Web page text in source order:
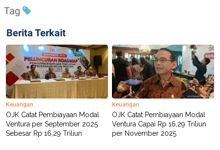
D
E
Y
A
S
.
L
A
N
G
G
A
N
A
N
C
K
I
N
E
R
J
A
E
M
I
Tag
Berita Terkait
Keuangan
OJK Catat Pembiayaan Modal
Ventura per September 2025
Sebesar Rp 16,29 Triliun
Keuangan
OJK Catat Pembiayaan Modal
Ventura Capai Rp 16,29 Triliun
per November 2025